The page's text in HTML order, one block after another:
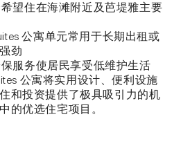
望住在海滩附近及芭堤雅主要
公寓单元常用于长期出租或
劲
服务使居民享受低维护生活
公寓将实用设计、便利设施
和投资提供了极具吸引力的机
的优选住宅项目。